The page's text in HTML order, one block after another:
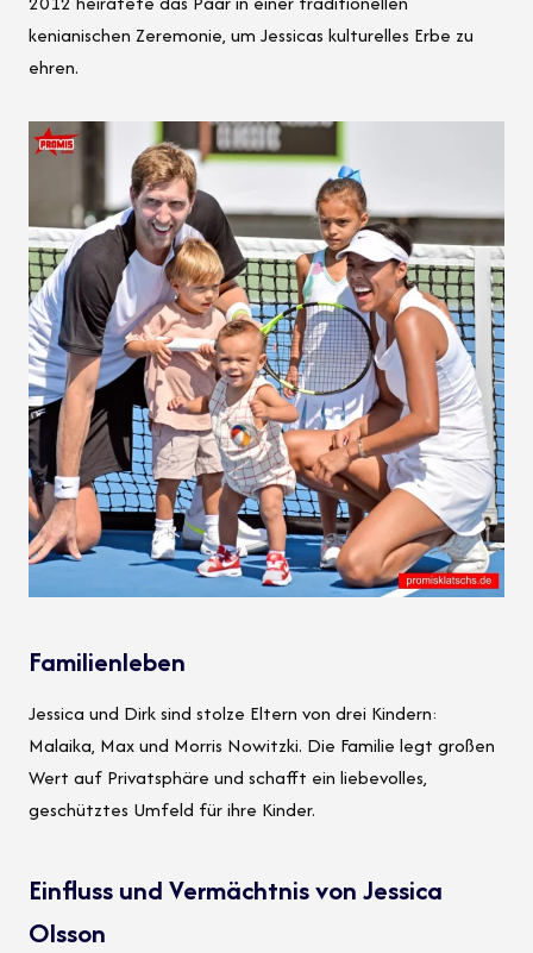
kenianischen Zeremonie, um Jessicas kulturelles Erbe zu
ehren.
Familienleben
Jessica und Dirk sind stolze Eltern von drei Kindern:
Malaika, Max und Morris Nowitzki. Die Familie legt großen
Wert auf Privatsphäre und schafft ein liebevolles,
geschütztes Umfeld für ihre Kinder.
Einfluss und Vermächtnis von Jessica
Olsson